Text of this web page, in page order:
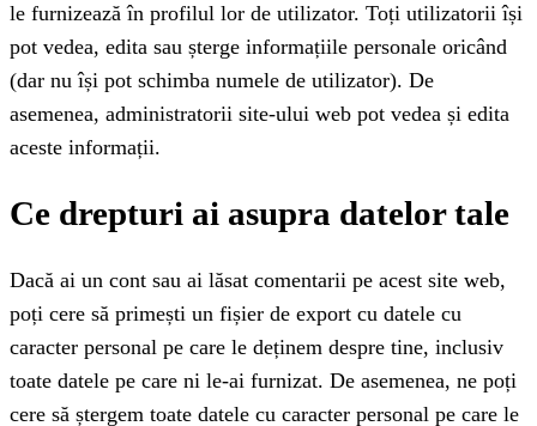
le furnizează în profilul lor de utilizator. Toți utilizatorii își
pot vedea, edita sau șterge informațiile personale oricând
(dar nu își pot schimba numele de utilizator). De
asemenea, administratorii site-ului web pot vedea și edita
aceste informații.
Ce drepturi ai asupra datelor tale
Dacă ai un cont sau ai lăsat comentarii pe acest site web,
poți cere să primești un fișier de export cu datele cu
caracter personal pe care le deținem despre tine, inclusiv
toate datele pe care ni le-ai furnizat. De asemenea, ne poți
cere să ștergem toate datele cu caracter personal pe care le